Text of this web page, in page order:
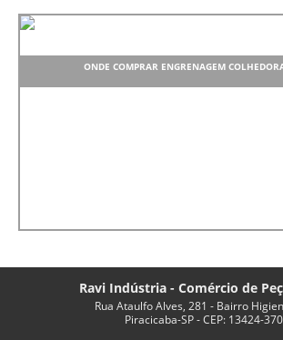
ONDE COMPRAR ENGRENAGEM
Ravi Indústria - Comércio de
Rua Ataulfo Alves, 281 - Bairro
Piracicaba-SP - CEP: 13424-370